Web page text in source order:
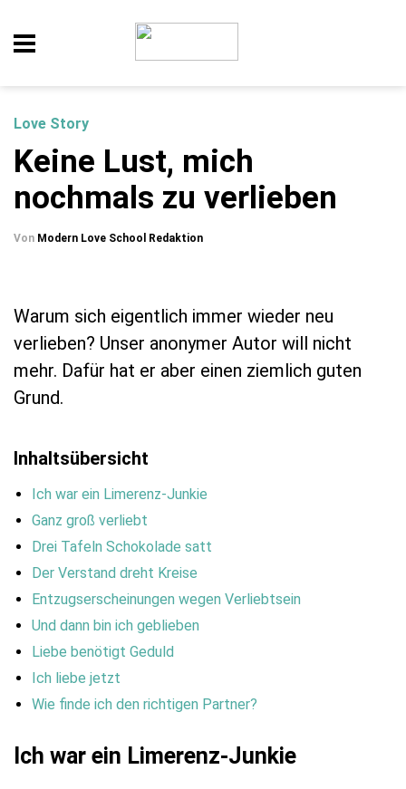
Love Story
Keine Lust, mich
nochmals zu verlieben
Von Modern Love School Redaktion
Warum sich eigentlich immer wieder neu
verlieben? Unser anonymer Autor will nicht
mehr. Dafür hat er aber einen ziemlich guten
Grund.
Inhaltsübersicht
Ich war ein Limerenz-Junkie
Ganz groß verliebt
Drei Tafeln Schokolade satt
Der Verstand dreht Kreise
Entzugserscheinungen wegen Verliebtsein
Und dann bin ich geblieben
Liebe benötigt Geduld
Ich liebe jetzt
Wie finde ich den richtigen Partner?
Ich war ein Limerenz-Junkie